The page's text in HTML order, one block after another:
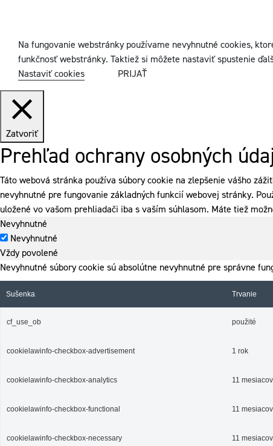
Na fungovanie webstránky používame nevyhnutné cookies,
funkčnosť webstránky. Taktiež si môžete nastaviť spustenie
Nastaviť cookies
PRIJAŤ
Zatvoriť
Prehľad ochrany osobných
Táto webová stránka používa súbory cookie na zlepšenie vášho
nevyhnutné pre fungovanie základných funkcií webovej stránky.
uložené vo vašom prehliadači iba s vaším súhlasom. Máte tiež
Nevyhnutné
Nevyhnutné
Vždy povolené
Nevyhnutné súbory cookie sú absolútne nevyhnutné pre správne
Sušenka Trvanie
cf_use_ob použité
cookielawinfo-checkbox-advertisement 1 rok
cookielawinfo-checkbox-analytics 11 mesiacov
cookielawinfo-checkbox-functional 11 mesiacov
cookielawinfo-checkbox-necessary 11 mesiacov